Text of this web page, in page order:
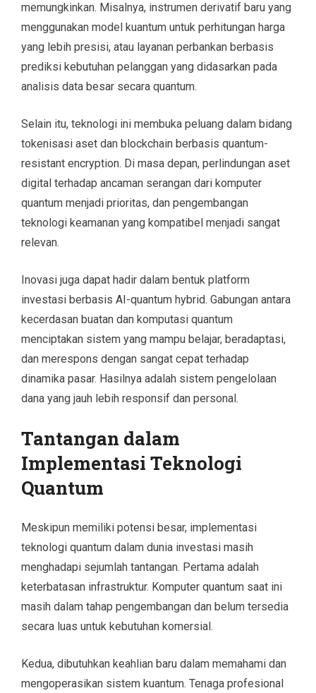
memungkinkan. Misalnya, instrumen derivatif baru yang
menggunakan model kuantum untuk perhitungan harga
yang lebih presisi, atau layanan perbankan berbasis
prediksi kebutuhan pelanggan yang didasarkan pada
analisis data besar secara quantum.
Selain itu, teknologi ini membuka peluang dalam bidang
tokenisasi aset dan blockchain berbasis quantum-
resistant encryption. Di masa depan, perlindungan aset
digital terhadap ancaman serangan dari komputer
quantum menjadi prioritas, dan pengembangan
teknologi keamanan yang kompatibel menjadi sangat
relevan.
Inovasi juga dapat hadir dalam bentuk platform
investasi berbasis AI-quantum hybrid. Gabungan antara
kecerdasan buatan dan komputasi quantum
menciptakan sistem yang mampu belajar, beradaptasi,
dan merespons dengan sangat cepat terhadap
dinamika pasar. Hasilnya adalah sistem pengelolaan
dana yang jauh lebih responsif dan personal.
Tantangan dalam
Implementasi Teknologi
Quantum
Meskipun memiliki potensi besar, implementasi
teknologi quantum dalam dunia investasi masih
menghadapi sejumlah tantangan. Pertama adalah
keterbatasan infrastruktur. Komputer quantum saat ini
masih dalam tahap pengembangan dan belum tersedia
secara luas untuk kebutuhan komersial.
Kedua, dibutuhkan keahlian baru dalam memahami dan
mengoperasikan sistem kuantum. Tenaga profesional